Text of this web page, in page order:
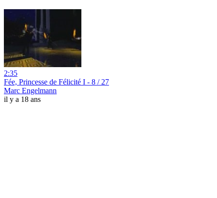
2:35
Fée, Princesse de Félicité I - 8 / 27
Marc Engelmann
il y a 18 ans